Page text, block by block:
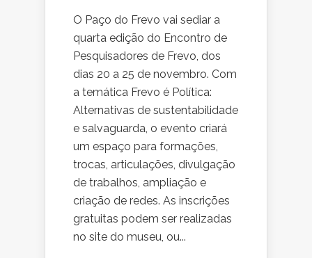
O Paço do Frevo vai sediar a
quarta edição do Encontro de
Pesquisadores de Frevo, dos
dias 20 a 25 de novembro. Com
a temática Frevo é Política:
Alternativas de sustentabilidade
e salvaguarda, o evento criará
um espaço para formações,
trocas, articulações, divulgação
de trabalhos, ampliação e
criação de redes. As inscrições
gratuitas podem ser realizadas
no site do museu, ou...